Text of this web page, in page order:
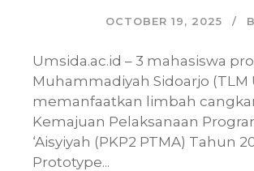
OCTOBER 19, 2025
Umsida.ac.id – 3 mahasiswa
Muhammadiyah Sidoarjo
memanfaatkan limbah
Kemajuan Pelaksanaan
‘Aisyiyah (PKP2 PTMA) Tahun
Prototype...